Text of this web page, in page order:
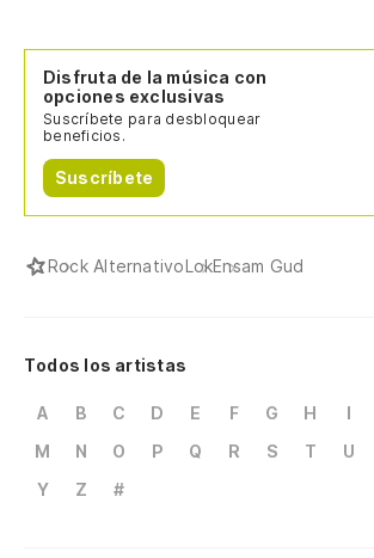
Disfruta de la música con
opciones exclusivas
Suscríbete para desbloquear
beneficios.
Suscríbete
Rock AlternativoLokEnsam Gud
Todos los artistas
A B C D E F G H I
M
N O P Q R S T U
Y
Z #